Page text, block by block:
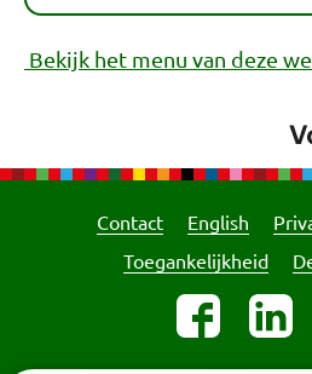
Bekijk het menu van deze
Contact English
Toegankelijkheid